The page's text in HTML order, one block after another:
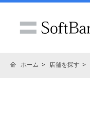
ホーム 店舗を探す